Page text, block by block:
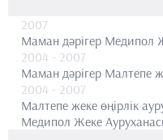
2007
Маман дәрігер Медипол
2004 - 2007
Маман дәрігер Малтепе
2004 - 2007
Малтепе жеке өңірлік
Медипол Жеке